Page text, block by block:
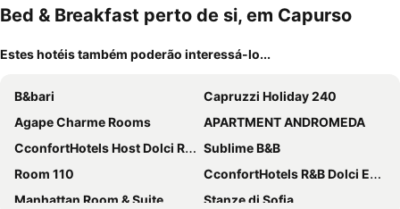
Bed & Breakfast perto de si, em Capurso
Estes hotéis também poderão interessá-lo...
B&bari
Capruzzi Holiday 240
Agape Charme Rooms
APARTMENT ANDROMEDA
CconfortHotels Host Dolci Risvegli
Sublime B&B
Room 110
CconfortHotels R&B Dolci Emozioni
Manhattan Room & Suite
Stanze di Sofia